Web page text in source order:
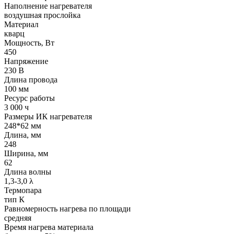
Наполнение нагревателя
воздушная прослойка
Материал
кварц
Мощность, Вт
450
Напряжение
230 В
Длина провода
100 мм
Ресурс работы
3 000 ч
Размеры ИК нагревателя
248*62 мм
Длина, мм
248
Ширина, мм
62
Длина волны
1,3-3,0 λ
Термопара
тип К
Равномерность нагрева по площади
средняя
Время нагрева материала